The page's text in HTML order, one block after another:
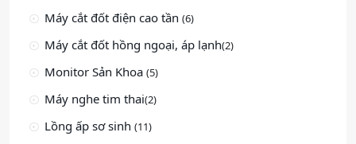
Máy cắt đốt điện cao tần (6)
Máy cắt đốt hồng ngoại, áp lạnh(2)
Monitor Sản Khoa (5)
Máy nghe tim thai(2)
Lồng ấp sơ sinh (11)